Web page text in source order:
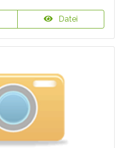
Datei